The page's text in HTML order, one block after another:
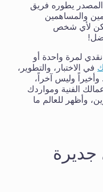
المصدر يطوره فريق
والمساهمين
لأي شخص
لمرة واحدة أو
في الاختبار، والتطوير،
وأخيراً وليس آخراً،
الفنية ومواردك
وأظهر للعالم ما
جديرة